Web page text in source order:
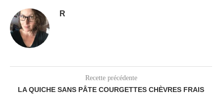
R
Recette précédente
LA QUICHE SANS PÂTE COURGETTES CHÈVRES FRAIS